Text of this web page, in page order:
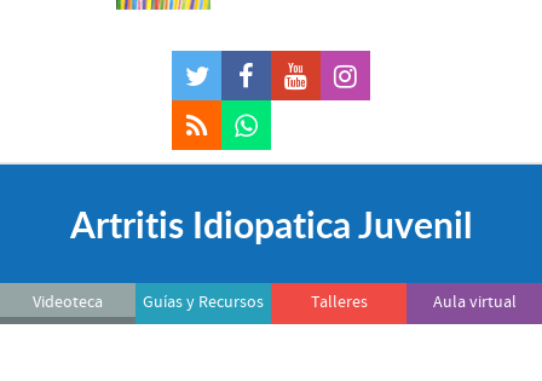
Artritis Idiopatica Juvenil
Videoteca Guías y Recursos Talleres Aula virtual